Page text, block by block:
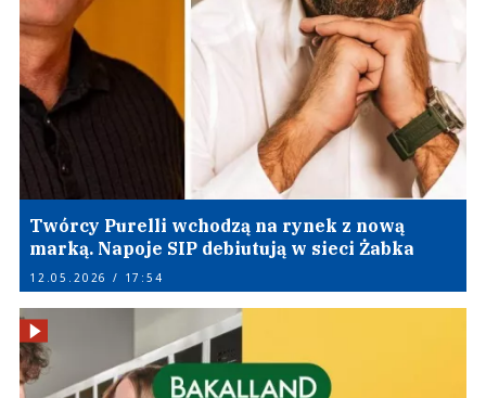
Twórcy Purelli wchodzą na rynek z nową
marką. Napoje SIP debiutują w sieci Żabka
12.05.2026 / 17:54